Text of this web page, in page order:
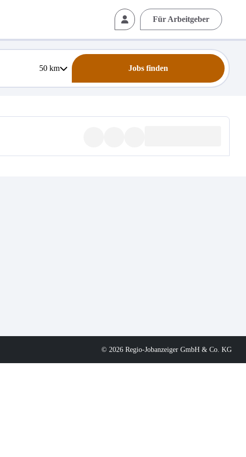
Für Arbeitgeber
50km Jobs finden
© 2026 Regio-Jobanzeiger GmbH & Co. KG